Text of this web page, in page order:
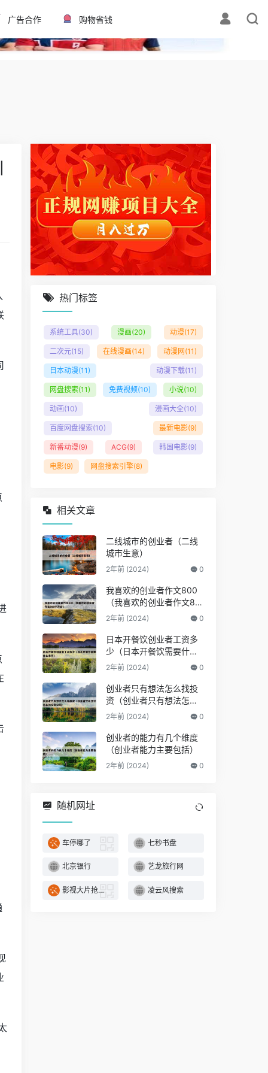
✕
广告合作 购物省钱
热门标签
系统工具(30) 漫画(20) 动漫(17)
二次元(15) 在线漫画(14) 动漫网 (11)
日本动漫(11) 动漫下载(11)
网盘搜索(11) 免费视频(10) 小说(10)
动画(10) 漫画大全(10)
百度网盘搜索(10) 最新电影(9)
新番动漫(9) ACG(9) 韩国电影(9)
电影(9) 网盘搜索引擎(8)
相关文章
二线城市的创业者（二线
城市生意）
2年前 (2024) 0
我喜欢的创业者作文800
（我喜欢的创业者作文80
0字左右）
2年前 (2024) 0
日本开餐饮创业者工资多
少（日本开餐饮需要什么
条件）
2年前 (2024) 0
创业者只有想法怎么找投
资（创业者只有想法怎么
找投资公司）
2年前 (2024) 0
创业者的能力有几个维度
（创业者能力主要包括）
2年前 (2024) 0
随机网址
车停哪了 七秒书盘
北京银行 艺龙旅行网
影视大片抢先看 凌云风搜索